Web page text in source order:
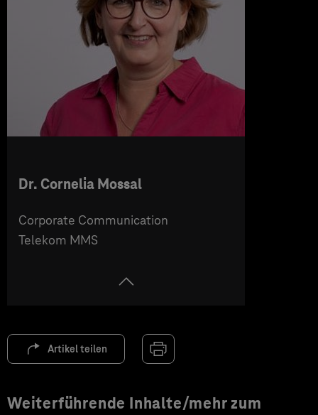
Dr. Cornelia Mossal
Corporate Communication
Telekom MMS
Artikel teilen
Weiterführende Inhalte/mehr zum